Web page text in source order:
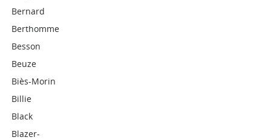
Bernard
Berthomme
Besson
Beuze
Biès-Morin
Billie
Black
Blazer-